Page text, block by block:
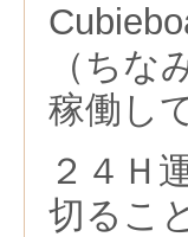
（ち
稼働し
２４Ｈ
切るこ